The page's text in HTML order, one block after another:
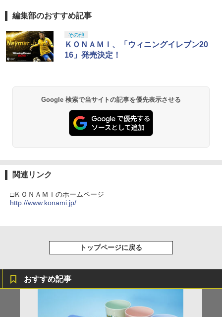
編集部のおすすめ記事
その他
ＫＯＮＡＭＩ、「ウィニングイレブン20
16」発売決定！
Google 検索で当サイトの記事を優先表示させる
関連リンク
□ＫＯＮＡＭＩのホームページ
http://www.konami.jp/
トップページに戻る
おすすめ記事